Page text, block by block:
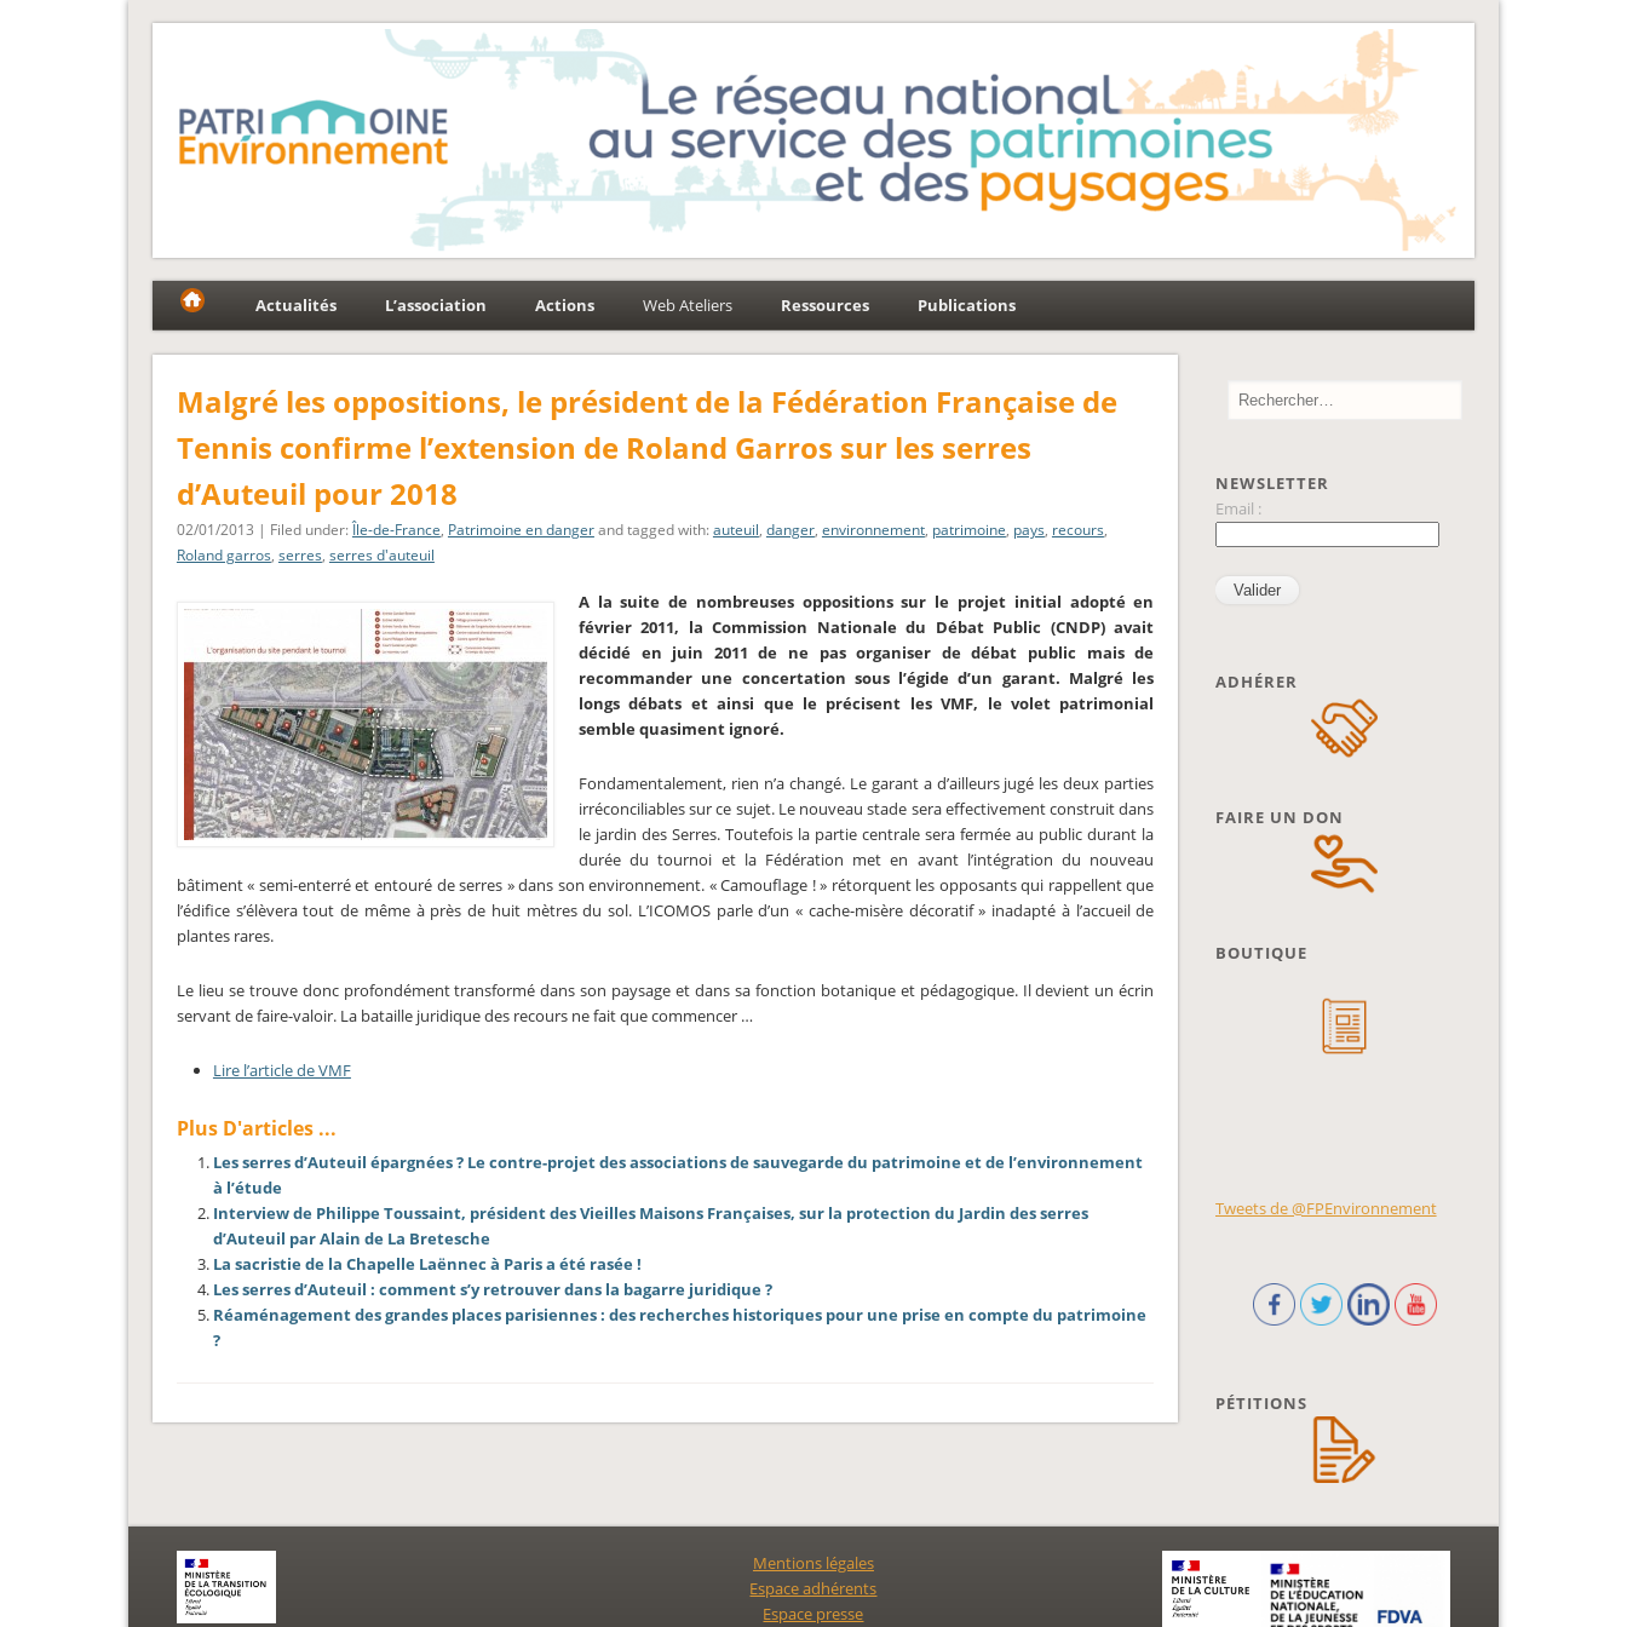
Fédération Patrimoine-Environnement
Actualités L’association Actions Web Ateliers Ressources Publications
Malgré les oppositions, le président de la Fédération Française de
Tennis confirme l’extension de Roland Garros sur les serres
d’Auteuil pour 2018
02/01/2013 | Filed under:Île-de-France, Patrimoine en dangerand tagged with:auteuil, danger, environnement, patrimoine, pays, recours,
Roland garros, serres, serres d'auteuil
A la suite de nombreuses oppositions sur le projet initial adopté en
février 2011, la Commission Nationale du Débat Public (CNDP) avait
décidé en juin 2011 de ne pas organiser de débat public mais de
recommander une concertation sous l’égide d’un garant. Malgré les
longs débats et ainsi que le précisent les VMF, le volet patrimonial
semble quasiment ignoré.
Fondamentalement, rien n’a changé. Le garant a d’ailleurs jugé les deux parties
irréconciliables sur ce sujet. Le nouveau stade sera effectivement construit dans
le jardin des Serres. Toutefois la partie centrale sera fermée au public durant la
durée du tournoi et la Fédération met en avant l’intégration du nouveau
bâtiment « semi-enterré et entouré de serres » dans son environnement. « Camouflage ! » rétorquent les opposants qui rappellent que
l’édifice s’élèvera tout de même à près de huit mètres du sol. L’ICOMOS parle d’un « cache-misère décoratif » inadapté à l’accueil de
plantes rares.
Le lieu se trouve donc profondément transformé dans son paysage et dans sa fonction botanique et pédagogique. Il devient un écrin
servant de faire-valoir. La bataille juridique des recours ne fait que commencer …
Lire l’article de VMF
Plus D'articles ...
Les serres d’Auteuil épargnées ? Le contre-projet des associations de sauvegarde du patrimoine et de l’environnement
à l’étude
Interview de Philippe Toussaint, président des Vieilles Maisons Françaises, sur la protection du Jardin des serres
d’Auteuil par Alain de La Bretesche
La sacristie de la Chapelle Laënnec à Paris a été rasée !
Les serres d’Auteuil : comment s’y retrouver dans la bagarre juridique ?
Réaménagement des grandes places parisiennes : des recherches historiques pour une prise en compte du patrimoine
?
NEWSLETTER
Email :
ADHÉRER
FAIRE UN DON
BOUTIQUE
Tweets de @FPEnvironnement
PÉTITIONS
Mentions légales
Espace adhérents
Espace presse